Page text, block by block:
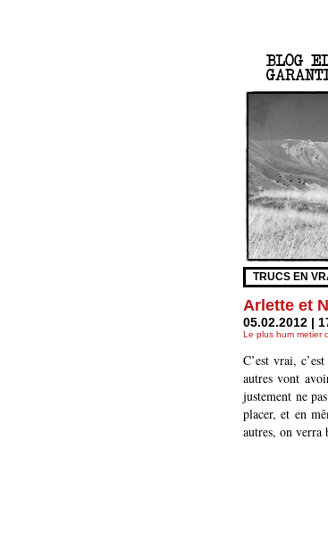
TRUCS EN
Arlette et
05.02.2012 |
Le plus hum metier
C’est vrai,
autres vont
justement ne
placer, et en
autres, on